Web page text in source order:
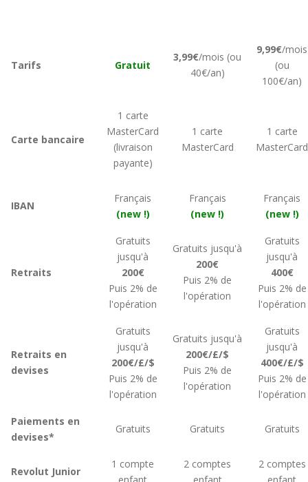
Tarifs Gratuit
3,99€/mois (ou
40€/an)
9,99€/mois
(ou
100€/an)
Carte bancaire
1 carte
MasterCard
(livraison
payante)
1 carte
MasterCard
1 carte
MasterCard
IBAN
Français
(new !)
Français
(new !)
Français
(new !)
Retraits
Gratuits
jusqu'à
200€
Puis 2% de
l'opération
Gratuits jusqu'à
200€
Puis 2% de
l'opération
Gratuits
jusqu'à
400€
Puis 2% de
l'opération
Retraits en
devises
Gratuits
jusqu'à
200€/£/$
Puis 2% de
l'opération
Gratuits jusqu'à
200€/£/$
Puis 2% de
l'opération
Gratuits
jusqu'à
400€/£/$
Puis 2% de
l'opération
Paiements en
devises*
Gratuits Gratuits Gratuits
Revolut Junior
1 compte
enfant
2 comptes
enfant
2 comptes
enfant